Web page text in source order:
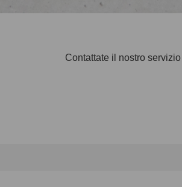
Contattate il nostro